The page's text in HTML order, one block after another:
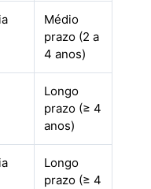
Médio
prazo (2 a
4 anos)
Longo
prazo (≥ 4
anos)
Longo
prazo (≥ 4